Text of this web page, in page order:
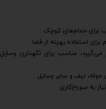
برای حمام‌های کوچک
استفاده بهینه از فضا
مناسب برای نگهداری وسایل
حوله، لیف و سایر وسایل
به سوراخ‌کاری